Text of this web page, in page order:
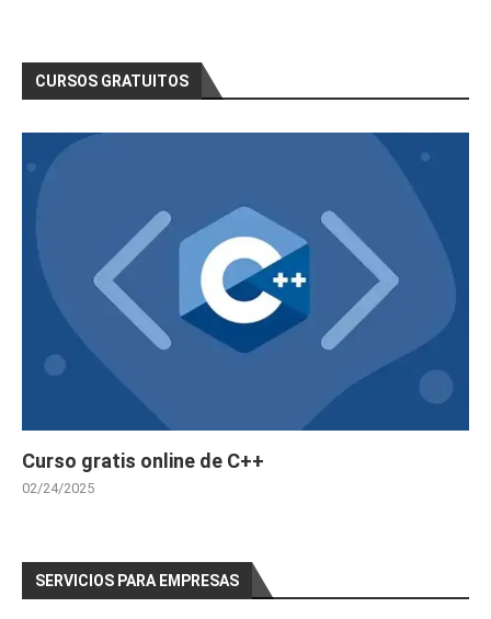
CURSOS GRATUITOS
Curso gratis online de C++
02/24/2025
SERVICIOS PARA EMPRESAS